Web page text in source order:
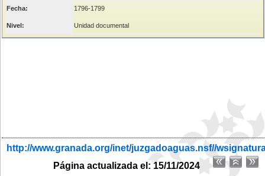
Fecha: 1796-1799
Nivel: Unidad documental
http://www.granada.org/inet/juzgadoaguas.nsf//
Página actualizada el: 15/11/2024